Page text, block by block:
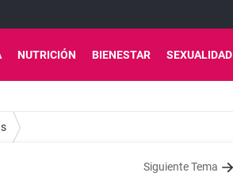
NUTRICIÓN BIENESTAR SEXUALIDAD
Siguiente Tema